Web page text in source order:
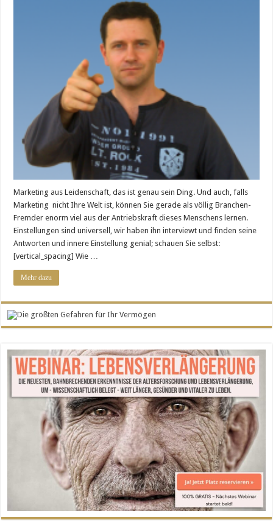
Marketing aus Leidenschaft, das ist genau sein Ding. Und auch, falls
Marketing nicht Ihre Welt ist, können Sie gerade als völlig Branchen-
Fremder enorm viel aus der Antriebskraft dieses Menschens lernen.
Einstellungen sind universell, wir haben ihn interviewt und finden seine
Antworten und innere Einstellung genial; schauen Sie selbst:
[vertical_spacing] Wie …
Mehr dazu